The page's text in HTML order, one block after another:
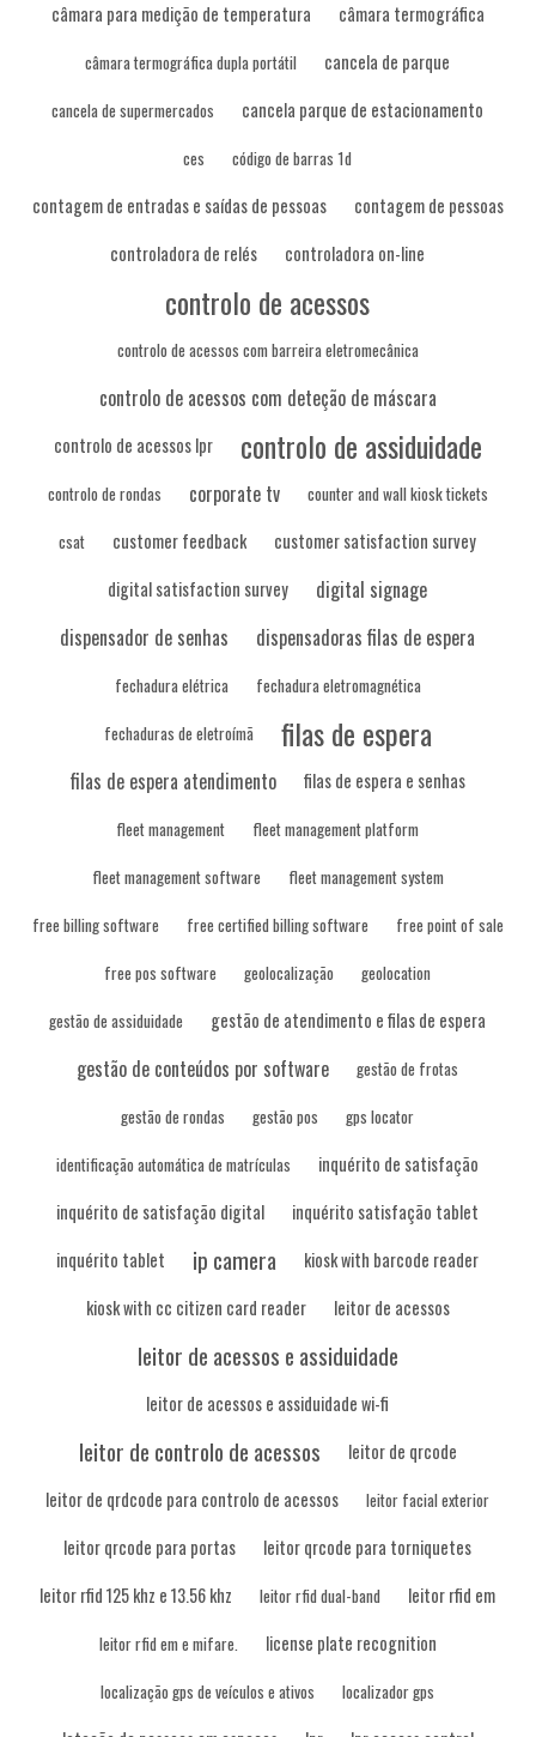
câmara para medição de temperatura câmara termográfica
câmara termográfica dupla portátil cancela de parque
cancela de supermercados cancela parque de estacionamento
ces código de barras 1d
contagem de entradas e saídas de pessoas
contagem de pessoas
controladora de relés
controladora on-line
controlo de acessos
controlo de acessos com barreira eletromecânica
controlo de acessos com deteção de máscara
controlo de acessos lpr controlo de assiduidade
controlo de rondas corporate tv
counter and wall kiosk tickets
csat
customer feedback
customer satisfaction survey
digital satisfaction survey
digital signage
dispensador de senhas
dispensadoras filas de espera
fechadura elétrica
fechadura eletromagnética
fechaduras de eletroímã
filas de espera
filas de espera atendimento filas de espera e senhas
fleet management
fleet management platform
fleet management software
fleet management system
free billing software
free certified billing software
free point of sale
free pos software
geolocalização
geolocation
gestão de assiduidade
gestão de atendimento e filas de espera
gestão de conteúdos por software
gestão de frotas
gestão de rondas
gestão pos
gps locator
identificação automática de matrículas
inquérito de satisfação
inquérito de satisfação digital
inquérito satisfação tablet
inquérito tablet
ip camera
kiosk with barcode reader
kiosk with cc citizen card reader
leitor de acessos
leitor de acessos e assiduidade
leitor de acessos e assiduidade wi-fi
leitor de controlo de acessos
leitor de qrcode
leitor de qrdcode para controlo de acessos
leitor facial exterior
leitor qrcode para portas
leitor qrcode para torniquetes
leitor rfid 125 khz e 13.56 khz
leitor rfid dual-band leitor rfid em
leitor rfid em e mifare. license plate recognition
localização gps de veículos e ativos localizador gps